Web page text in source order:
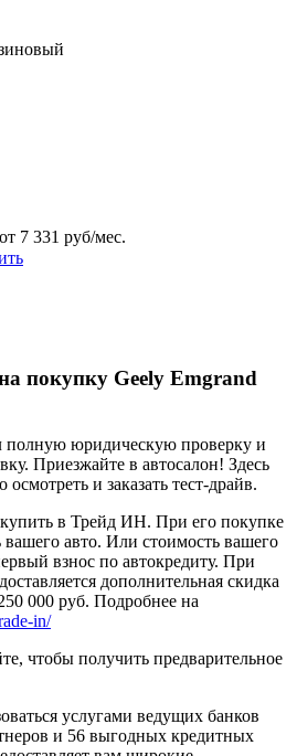
7 331 руб/мес.
покупку Geely Emgrand
полную юридическую проверку и
Приезжайте в автосалон! Здесь
и заказать тест-драйв.
в Трейд ИН. При его покупке
вашего авто. Или стоимость вашего
взнос по автокредиту. При
дополнительная скидка
000 руб. Подробнее на
in/
чтобы получить предварительное
услугами ведущих банков
и 56 выгодных кредитных